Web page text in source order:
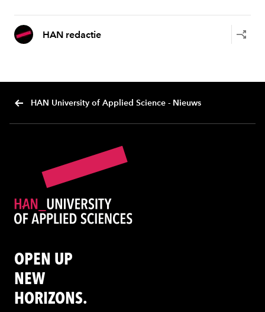
HAN redactie
HAN University of Applied Science - Nieuws
OPEN UP
NEW
HORIZONS.